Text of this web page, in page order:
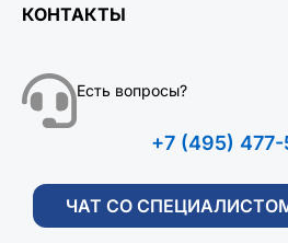
КОНТАКТЫ
Есть вопросы?
+7 (495)
ЧАТ СО